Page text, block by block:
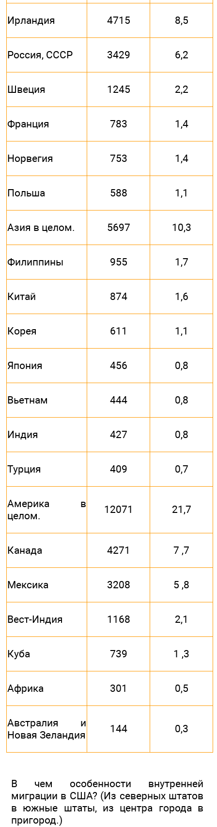
Ирландия 4715 8,5
Россия, СССР 3429 6,2
Швеция 1245 2,2
Франция 783 1,4
Норвегия 753 1,4
Польша 588 1,1
Азия в целом. 5697 10,3
Филиппины 955 1,7
Китай 874 1,6
Корея 611 1,1
Япония 456 0,8
Вьетнам 444 0,8
Индия 427 0,8
Турция 409 0,7
Америка в
целом.
12071 21,7
Канада 4271 7 ,7
Мексика 3208 5 ,8
Вест-Индия 1168 2,1
Куба 739 1 ,3
Африка 301 0,5
Австралия и
Новая Зеландия
144 0,3
В чем особенности внутренней
миграции в США? (Из северных штатов
в южные штаты, из центра города в
пригород.)